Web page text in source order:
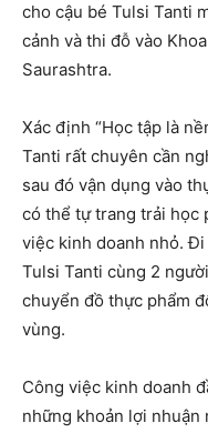
cho cậu bé Tulsi Tanti
cảnh và thi đỗ vào
Saurashtra.
Xác định “Học tập là
Tanti rất chuyên cần
sau đó vận dụng vào
có thể tự trang trải học
việc kinh doanh nhỏ.
Tulsi Tanti cùng 2
chuyển đồ thực phẩm
vùng.
Công việc kinh doanh
những khoản lợi